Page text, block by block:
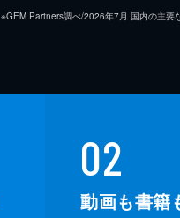
※GEM Partners調べ/2026年7⽉ 国内の主要
02
動画も書籍